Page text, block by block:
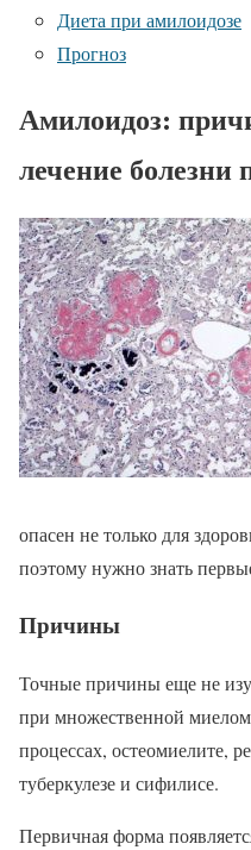
Диета при амилоидозе
Прогноз
Амилоидоз:
лечение болезни
опасен не только для
поэтому нужно знать
Причины
Точные причины еще не
при множественной
процессах, остеомиелите,
туберкулезе и сифилисе.
Первичная форма